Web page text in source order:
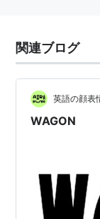
関連ブログ
英語の顔表
WAGON